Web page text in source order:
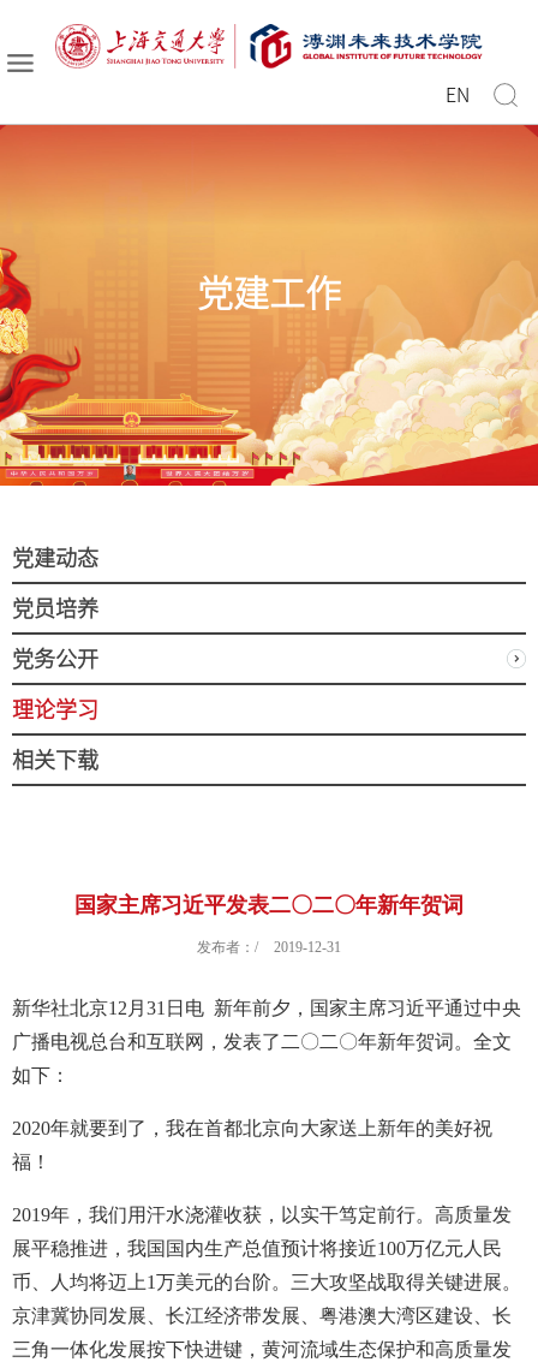
EN
党建工作
党建动态
党员培养
党务公开
理论学习
相关下载
国家主席习近平发表二〇二〇年新年贺词
发布者：/ 2019-12-31
新华社北京12月31日电 新年前夕，国家主席习近平通过中央
广播电视总台和互联网，发表了二〇二〇年新年贺词。全文
如下：
2020年就要到了，我在首都北京向大家送上新年的美好祝
福！
2019年，我们用汗水浇灌收获，以实干笃定前行。高质量发
展平稳推进，我国国内生产总值预计将接近100万亿元人民
币、人均将迈上1万美元的台阶。三大攻坚战取得关键进展。
京津冀协同发展、长江经济带发展、粤港澳大湾区建设、长
三角一体化发展按下快进键，黄河流域生态保护和高质量发